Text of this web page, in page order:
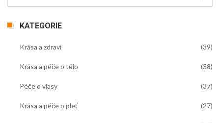
KATEGORIE
Krása a zdraví (39)
Krása a péče o tělo (38)
Péče o vlasy (37)
Krása a péče o pleť (27)